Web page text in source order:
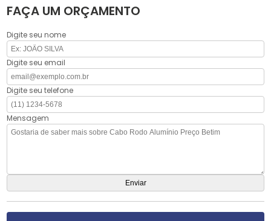
FAÇA UM ORÇAMENTO
Digite seu nome
Digite seu email
Digite seu telefone
Mensagem